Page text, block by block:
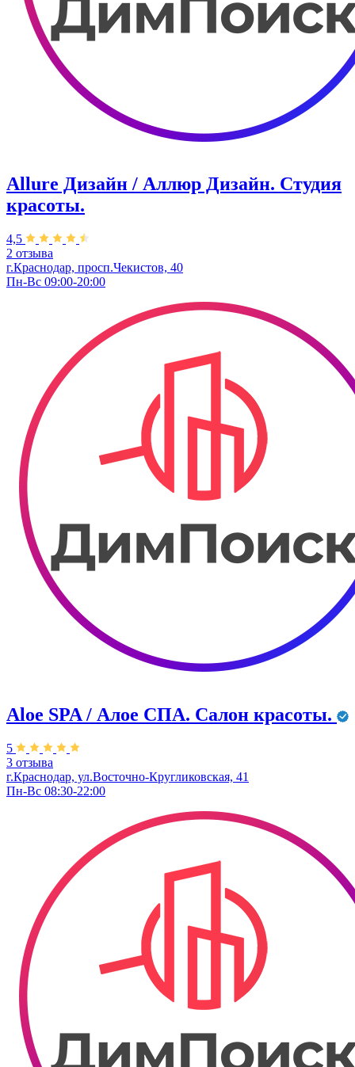
Allure Дизайн / Аллюр Дизайн. Студия
красоты.
4,5
2 отзыва
г.Краснодар, просп.Чекистов, 40
Пн-Вс 09:00-20:00
Aloe SPA / Алое СПА. Салон красоты.
5
3 отзыва
г.Краснодар, ул.Восточно-Кругликовская, 41
Пн-Вс 08:30-22:00